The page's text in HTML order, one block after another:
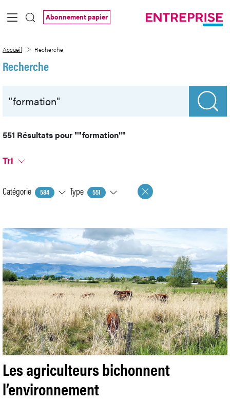
Saut au contenu principal
Abonnement papier
Accueil Recherche
Recherche
551 Résultats pour""formation""
Tri
Catégorie 584 Type 551
Les agriculteurs bichonnent
l’environnement